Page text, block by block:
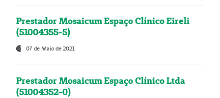
Prestador Mosaicum Espaço Clínico Eireli
(51004355-5)
07 de Maio de 2021
Prestador Mosaicum Espaço Clínico Ltda
(51004352-0)